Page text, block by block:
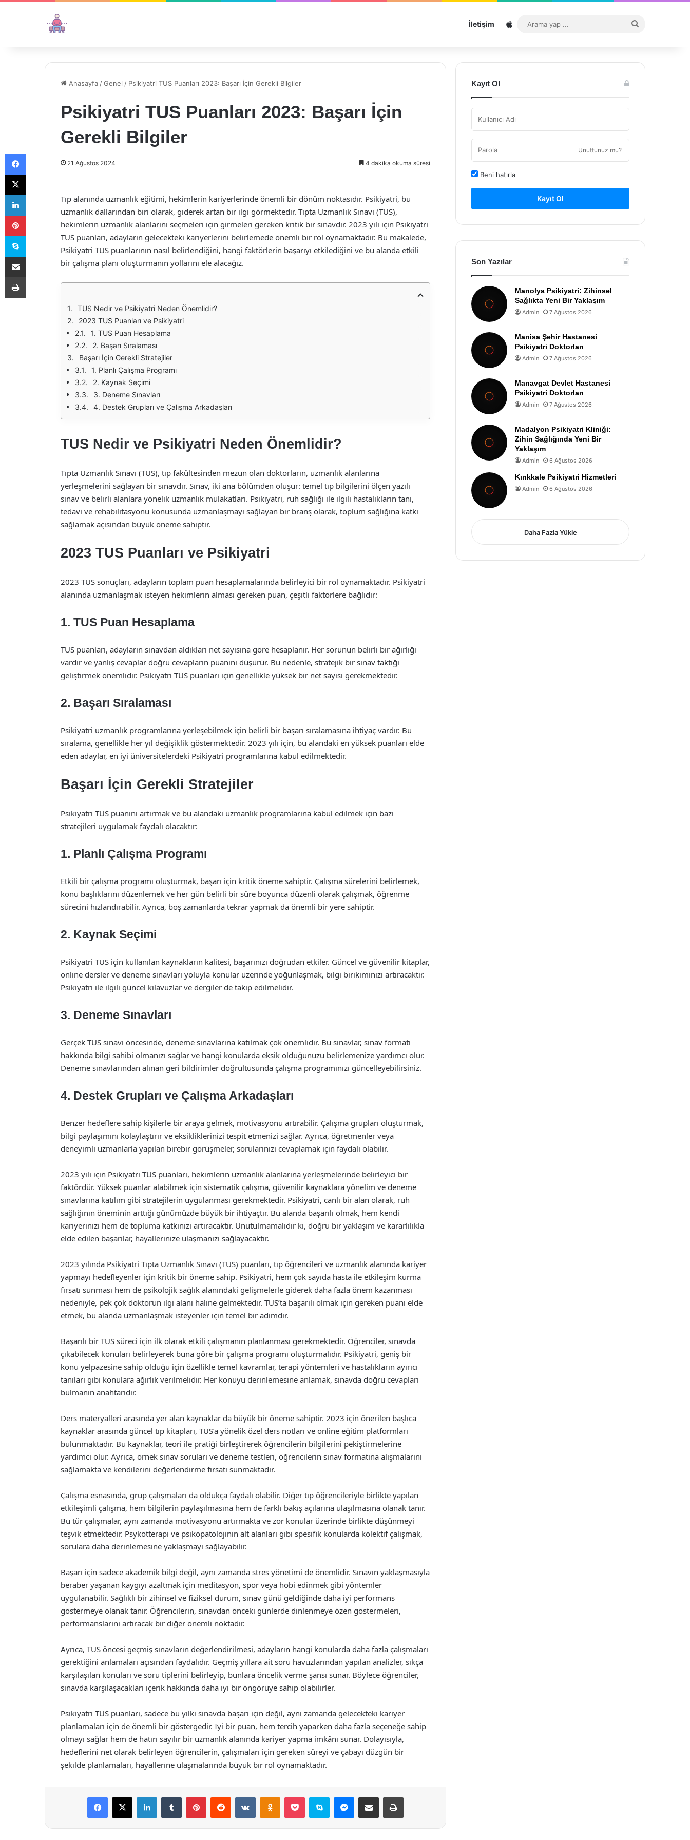
İletişim Sitemap
...
Anasayfa /Genel / Psikiyatri TUS Puanları 2023: Başarı İçin Gerekli Bilgiler
Psikiyatri TUS Puanları 2023: Başarı İçin
Gerekli Bilgiler
21 Ağustos 2024 4 dakika okuma süresi
Tıp alanında uzmanlık eğitimi, hekimlerin kariyerlerinde önemli bir dönüm noktasıdır. Psikiyatri, bu
uzmanlık dallarından biri olarak, giderek artan bir ilgi görmektedir. Tıpta Uzmanlık Sınavı (TUS),
hekimlerin uzmanlık alanlarını seçmeleri için girmeleri gereken kritik bir sınavdır. 2023 yılı için Psikiyatri
TUS puanları, adayların gelecekteki kariyerlerini belirlemede önemli bir rol oynamaktadır. Bu makalede,
Psikiyatri TUS puanlarının nasıl belirlendiğini, hangi faktörlerin başarıyı etkilediğini ve bu alanda etkili
bir çalışma planı oluşturmanın yollarını ele alacağız.
TUS Nedir ve Psikiyatri Neden Önemlidir?
2023 TUS Puanları ve Psikiyatri
1. TUS Puan Hesaplama
2. Başarı Sıralaması
Başarı İçin Gerekli Stratejiler
1. Planlı Çalışma Programı
2. Kaynak Seçimi
3. Deneme Sınavları
4. Destek Grupları ve Çalışma Arkadaşları
TUS Nedir ve Psikiyatri Neden Önemlidir?
Tıpta Uzmanlık Sınavı (TUS), tıp fakültesinden mezun olan doktorların, uzmanlık alanlarına
yerleşmelerini sağlayan bir sınavdır. Sınav, iki ana bölümden oluşur: temel tıp bilgilerini ölçen yazılı
sınav ve belirli alanlara yönelik uzmanlık mülakatları. Psikiyatri, ruh sağlığı ile ilgili hastalıkların tanı,
tedavi ve rehabilitasyonu konusunda uzmanlaşmayı sağlayan bir branş olarak, toplum sağlığına katkı
sağlamak açısından büyük öneme sahiptir.
2023 TUS Puanları ve Psikiyatri
2023 TUS sonuçları, adayların toplam puan hesaplamalarında belirleyici bir rol oynamaktadır. Psikiyatri
alanında uzmanlaşmak isteyen hekimlerin alması gereken puan, çeşitli faktörlere bağlıdır:
1. TUS Puan Hesaplama
TUS puanları, adayların sınavdan aldıkları net sayısına göre hesaplanır. Her sorunun belirli bir ağırlığı
vardır ve yanlış cevaplar doğru cevapların puanını düşürür. Bu nedenle, stratejik bir sınav taktiği
geliştirmek önemlidir. Psikiyatri TUS puanları için genellikle yüksek bir net sayısı gerekmektedir.
2. Başarı Sıralaması
Psikiyatri uzmanlık programlarına yerleşebilmek için belirli bir başarı sıralamasına ihtiyaç vardır. Bu
sıralama, genellikle her yıl değişiklik göstermektedir. 2023 yılı için, bu alandaki en yüksek puanları elde
eden adaylar, en iyi üniversitelerdeki Psikiyatri programlarına kabul edilmektedir.
Başarı İçin Gerekli Stratejiler
Psikiyatri TUS puanını artırmak ve bu alandaki uzmanlık programlarına kabul edilmek için bazı
stratejileri uygulamak faydalı olacaktır:
1. Planlı Çalışma Programı
Etkili bir çalışma programı oluşturmak, başarı için kritik öneme sahiptir. Çalışma sürelerini belirlemek,
konu başlıklarını düzenlemek ve her gün belirli bir süre boyunca düzenli olarak çalışmak, öğrenme
sürecini hızlandırabilir. Ayrıca, boş zamanlarda tekrar yapmak da önemli bir yere sahiptir.
2. Kaynak Seçimi
Psikiyatri TUS için kullanılan kaynakların kalitesi, başarınızı doğrudan etkiler. Güncel ve güvenilir kitaplar,
online dersler ve deneme sınavları yoluyla konular üzerinde yoğunlaşmak, bilgi birikiminizi artıracaktır.
Psikiyatri ile ilgili güncel kılavuzlar ve dergiler de takip edilmelidir.
3. Deneme Sınavları
Gerçek TUS sınavı öncesinde, deneme sınavlarına katılmak çok önemlidir. Bu sınavlar, sınav formatı
hakkında bilgi sahibi olmanızı sağlar ve hangi konularda eksik olduğunuzu belirlemenize yardımcı olur.
Deneme sınavlarından alınan geri bildirimler doğrultusunda çalışma programınızı güncelleyebilirsiniz.
4. Destek Grupları ve Çalışma Arkadaşları
Benzer hedeflere sahip kişilerle bir araya gelmek, motivasyonu artırabilir. Çalışma grupları oluşturmak,
bilgi paylaşımını kolaylaştırır ve eksikliklerinizi tespit etmenizi sağlar. Ayrıca, öğretmenler veya
deneyimli uzmanlarla yapılan birebir görüşmeler, sorularınızı cevaplamak için faydalı olabilir.
2023 yılı için Psikiyatri TUS puanları, hekimlerin uzmanlık alanlarına yerleşmelerinde belirleyici bir
faktördür. Yüksek puanlar alabilmek için sistematik çalışma, güvenilir kaynaklara yönelim ve deneme
sınavlarına katılım gibi stratejilerin uygulanması gerekmektedir. Psikiyatri, canlı bir alan olarak, ruh
sağlığının öneminin arttığı günümüzde büyük bir ihtiyaçtır. Bu alanda başarılı olmak, hem kendi
kariyerinizi hem de topluma katkınızı artıracaktır. Unutulmamalıdır ki, doğru bir yaklaşım ve kararlılıkla
elde edilen başarılar, hayallerinize ulaşmanızı sağlayacaktır.
2023 yılında Psikiyatri Tıpta Uzmanlık Sınavı (TUS) puanları, tıp öğrencileri ve uzmanlık alanında kariyer
yapmayı hedefleyenler için kritik bir öneme sahip. Psikiyatri, hem çok sayıda hasta ile etkileşim kurma
fırsatı sunması hem de psikolojik sağlık alanındaki gelişmelerle giderek daha fazla önem kazanması
nedeniyle, pek çok doktorun ilgi alanı haline gelmektedir. TUS’ta başarılı olmak için gereken puanı elde
etmek, bu alanda uzmanlaşmak isteyenler için temel bir adımdır.
Başarılı bir TUS süreci için ilk olarak etkili çalışmanın planlanması gerekmektedir. Öğrenciler, sınavda
çıkabilecek konuları belirleyerek buna göre bir çalışma programı oluşturmalıdır. Psikiyatri, geniş bir
konu yelpazesine sahip olduğu için özellikle temel kavramlar, terapi yöntemleri ve hastalıkların ayırıcı
tanıları gibi konulara ağırlık verilmelidir. Her konuyu derinlemesine anlamak, sınavda doğru cevapları
bulmanın anahtarıdır.
Ders materyalleri arasında yer alan kaynaklar da büyük bir öneme sahiptir. 2023 için önerilen başlıca
kaynaklar arasında güncel tıp kitapları, TUS’a yönelik özel ders notları ve online eğitim platformları
bulunmaktadır. Bu kaynaklar, teori ile pratiği birleştirerek öğrencilerin bilgilerini pekiştirmelerine
yardımcı olur. Ayrıca, örnek sınav soruları ve deneme testleri, öğrencilerin sınav formatına alışmalarını
sağlamakta ve kendilerini değerlendirme fırsatı sunmaktadır.
Çalışma esnasında, grup çalışmaları da oldukça faydalı olabilir. Diğer tıp öğrencileriyle birlikte yapılan
etkileşimli çalışma, hem bilgilerin paylaşılmasına hem de farklı bakış açılarına ulaşılmasına olanak tanır.
Bu tür çalışmalar, aynı zamanda motivasyonu artırmakta ve zor konular üzerinde birlikte düşünmeyi
teşvik etmektedir. Psykotterapi ve psikopatolojinin alt alanları gibi spesifik konularda kolektif çalışmak,
sorulara daha derinlemesine yaklaşmayı sağlayabilir.
Başarı için sadece akademik bilgi değil, aynı zamanda stres yönetimi de önemlidir. Sınavın yaklaşmasıyla
beraber yaşanan kaygıyı azaltmak için meditasyon, spor veya hobi edinmek gibi yöntemler
uygulanabilir. Sağlıklı bir zihinsel ve fiziksel durum, sınav günü geldiğinde daha iyi performans
göstermeye olanak tanır. Öğrencilerin, sınavdan önceki günlerde dinlenmeye özen göstermeleri,
performanslarını artıracak bir diğer önemli noktadır.
Ayrıca, TUS öncesi geçmiş sınavların değerlendirilmesi, adayların hangi konularda daha fazla çalışmaları
gerektiğini anlamaları açısından faydalıdır. Geçmiş yıllara ait soru havuzlarından yapılan analizler, sıkça
karşılaşılan konuları ve soru tiplerini belirleyip, bunlara öncelik verme şansı sunar. Böylece öğrenciler,
sınavda karşılaşacakları içerik hakkında daha iyi bir öngörüye sahip olabilirler.
Psikiyatri TUS puanları, sadece bu yılki sınavda başarı için değil, aynı zamanda gelecekteki kariyer
planlamaları için de önemli bir göstergedir. İyi bir puan, hem tercih yaparken daha fazla seçeneğe sahip
olmayı sağlar hem de hatırı sayılır bir uzmanlık alanında kariyer yapma imkânı sunar. Dolayısıyla,
hedeflerini net olarak belirleyen öğrencilerin, çalışmaları için gereken süreyi ve çabayı düzgün bir
şekilde planlamaları, hayallerine ulaşmalarında büyük bir rol oynamaktadır.
Facebook
X LinkedInTumblr PinterestReddit VKontakteOdnoklassniki
Pocket Skype Messenger
E-Posta ile paylaş Yazdır
Kayıt Ol
Unuttunuz mu?
Beni hatırla
Kayıt Ol
Son Yazılar
Manolya Psikiyatri: Zihinsel
Sağlıkta Yeni Bir Yaklaşım
Admin 7 Ağustos 2026
Manisa Şehir Hastanesi
Psikiyatri Doktorları
Admin 7 Ağustos 2026
Manavgat Devlet Hastanesi
Psikiyatri Doktorları
Admin 7 Ağustos 2026
Madalyon Psikiyatri Kliniği:
Zihin Sağlığında Yeni Bir
Yaklaşım
Admin 6 Ağustos 2026
Kırıkkale Psikiyatri Hizmetleri
Admin 6 Ağustos 2026
Daha Fazla Yükle
Facebook
X
LinkedIn
Pinterest
Skype
E-Posta ile paylaş